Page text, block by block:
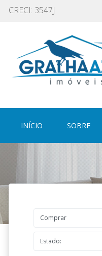
CRECI: 3547J
INÍCIO (CURRENT)SOBRE